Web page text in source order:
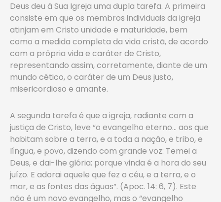
Deus deu à Sua Igreja uma dupla tarefa. A primeira
consiste em que os membros individuais da igreja
atinjam em Cristo unidade e maturidade, bem
como a medida completa da vida cristã, de acordo
com a própria vida e caráter de Cristo,
representando assim, corretamente, diante de um
mundo cético, o caráter de um Deus justo,
misericordioso e amante.
A segunda tarefa é que a igreja, radiante com a
justiça de Cristo, leve “o evangelho eterno… aos que
habitam sobre a terra, e a toda a nação, e tribo, e
língua, e povo, dizendo com grande voz: Temei a
Deus, e dai-lhe glória; porque vinda é a hora do seu
juízo. E adorai aquele que fez o céu, e a terra, e o
mar, e as fontes das águas”. (Apoc. 14: 6, 7). Este
não é um novo evangelho, mas o “evangelho